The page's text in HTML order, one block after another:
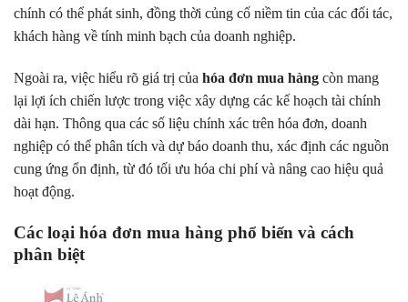
chính có thể phát sinh, đồng thời củng cố niềm tin của các đối tác,
khách hàng về tính minh bạch của doanh nghiệp.
Ngoài ra, việc hiểu rõ giá trị của hóa đơn mua hàng còn mang
lại lợi ích chiến lược trong việc xây dựng các kế hoạch tài chính
dài hạn. Thông qua các số liệu chính xác trên hóa đơn, doanh
nghiệp có thể phân tích và dự báo doanh thu, xác định các nguồn
cung ứng ổn định, từ đó tối ưu hóa chi phí và nâng cao hiệu quả
hoạt động.
Các loại hóa đơn mua hàng phổ biến và cách
phân biệt